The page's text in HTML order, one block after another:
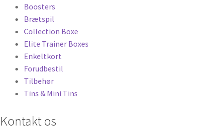
Boosters
Brætspil
Collection Boxe
Elite Trainer Boxes
Enkeltkort
Forudbestil
Tilbehør
Tins & Mini Tins
Kontakt os